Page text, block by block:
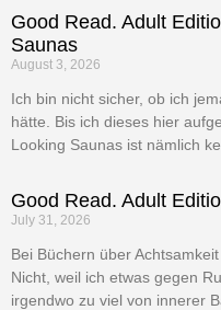
Good Read. Adult
Saunas
August 3, 2026
Ich bin nicht sicher, ob ich
hätte. Bis ich dieses hier
Looking Saunas ist nämlich
Good Read. Adult
July 31, 2026
Bei Büchern über
Nicht, weil ich etwas gegen
irgendwo zu viel von innerer